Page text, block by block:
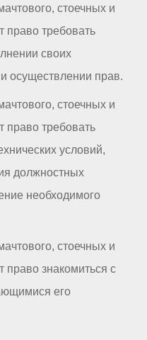
стоечных и
право требовать
своих
осуществлении прав.
стоечных и
право требовать
условий,
должностных
необходимого
стоечных и
право знакомиться с
его